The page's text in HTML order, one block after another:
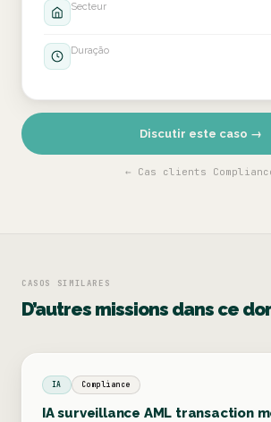
Secteur
Duração
Discutir este caso →
← Cas clients
CASOS SIMILARES
D’autres missions dans ce
IA Compliance
IA surveillance AML transaction